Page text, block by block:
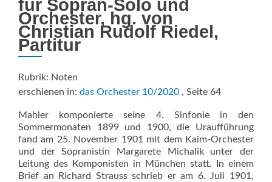
für Sopran-Solo und
Orchester, hg. von
Christian Rudolf Riedel,
Partitur
Rubrik: Noten
erschienen in: das Orchester 10/2020 , Seite 64
Mahler komponierte seine 4. Sinfonie in den
Sommermonaten 1899 und 1900, die Uraufführung
fand am 25. November 1901 mit dem Kaim-Orchester
und der Sopranistin Margarete Michalik unter der
Leitung des Komponisten in München statt. In einem
Brief an Richard Strauss schrieb er am 6. Juli 1901,